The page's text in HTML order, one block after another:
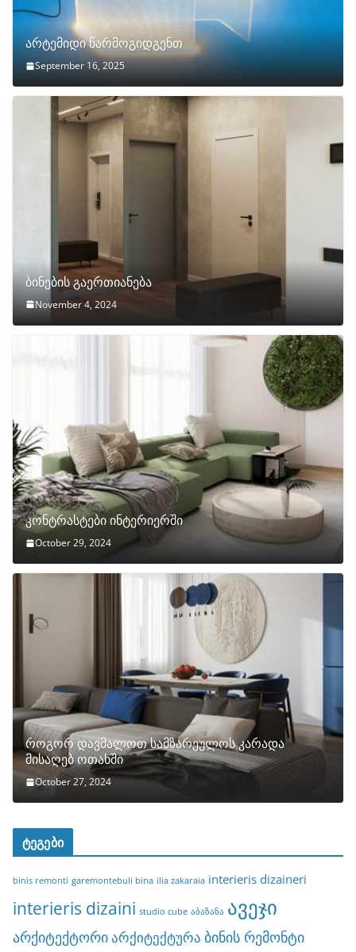
არტემიდი წარმოგიდგენთ
September 16, 2025
ბინების გაერთიანება
November 4, 2024
კონტრასტები ინტერიერში
October 29, 2024
როგორ დავმალოთ სამზარეულოს კარადა
მისაღებ ოთახში
October 27, 2024
ტეგები
binis remonti garemontebuli bina ilia zakaraia interieris dizaineri
interieris dizaini studio cube აბაზანა ავეჯი
არქიტექტორიარქიტექტურა ბინის რემონტი